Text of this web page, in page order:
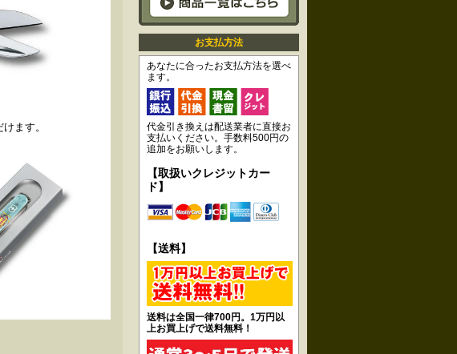
ます。
お支払方法
あなたに合ったお支払方法を選べ
ます。
代金引き換えは配送業者に直接お
支払いください。手数料500円の
追加をお願いします。
【取扱いクレジットカー
ド】
【送料】
送料は全国一律700円。1万円以
上お買上げで送料無料！